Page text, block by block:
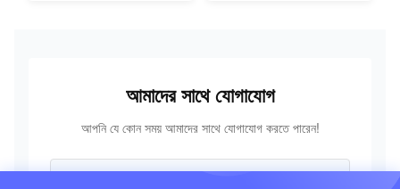
আমাদের সাথে যোগাযোগ
আপনি যে কোন সময় আমাদের সাথে যোগাযোগ করতে পারেন!